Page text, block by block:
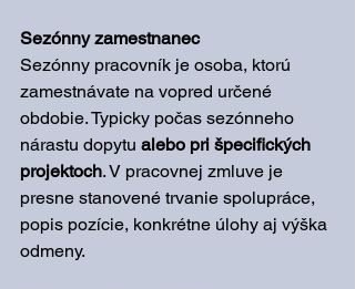
Sezónny zamestnanec
Sezónny pracovník je osoba, ktorú
zamestnávate na vopred určené
obdobie. Typicky počas sezónneho
nárastu dopytu alebo pri špecifických
projektoch. V pracovnej zmluve je
presne stanovené trvanie spolupráce,
popis pozície, konkrétne úlohy aj výška
odmeny.